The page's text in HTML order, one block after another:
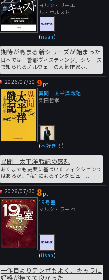
(iisan )
期待が高まる新シリーズが始まった
日本では「警部ヴィスティング」シリーズ
で知られるノルウェーの人気作家ホ...
ヨルン・リーエ
ル・ホルスト
2026/07/30 9 pt
(本好き！ )
異聞 太平洋戦記の感想
あくまでも史実に基づいたフィクションで
はあるが、"私"によるインタビュー...
異聞 太平洋戦記
柴田哲孝
2026/07/30 8 pt
(iisan )
一作目よりテンポもよく、キャラに
好感が持てて良かった
19号室
マルク・ラーベ